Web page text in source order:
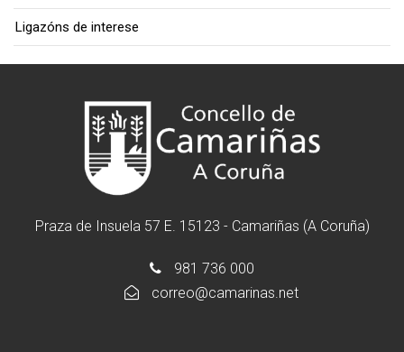
Ligazóns de interese
Praza de Insuela 57 E. 15123 - Camariñas (A Coruña)
981 736 000
correo@camarinas.net